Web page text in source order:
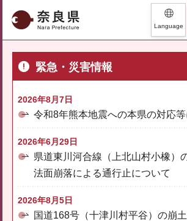
奈良県 Language
緊急・災害情報
2026年8月7日
令和8年熊本地震への本県の対応
2026年6月29日
県道東川河合線（上北山村小橡）
法面崩落による通行止について
2026年8月5日
国道168号（十津川村平谷）の崩